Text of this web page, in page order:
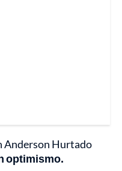
Anderson Hurtado
optimismo.